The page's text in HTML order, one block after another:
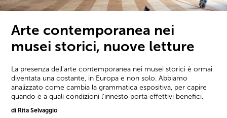
Arte contemporanea nei
musei storici, nuove letture
La presenza dell'arte contemporanea nei musei storici è ormai
diventata una costante, in Europa e non solo. Abbiamo
analizzato come cambia la grammatica espositiva, per capire
quando e a quali condizioni l'innesto porta effettivi benefici.
di Rita Selvaggio